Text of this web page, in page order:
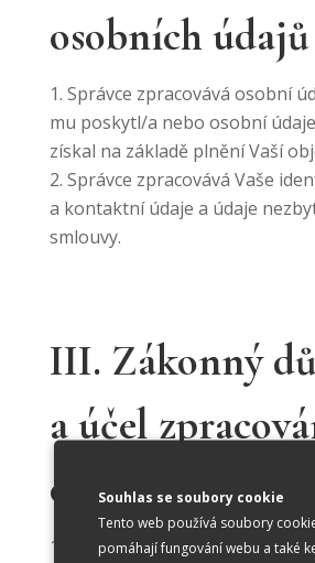
Souhlas se soubory cookie
Tento web používá soubory
pomáhají fungování webu a také
osobních údajů
Správce zpracovává osobní
mu poskytl/a nebo osobní
získal na základě plnění Vaší
Správce zpracovává Vaše
a kontaktní údaje a údaje
smlouvy.
III. Zákonný
a účel
osobních údajů
Zákonným důvodem